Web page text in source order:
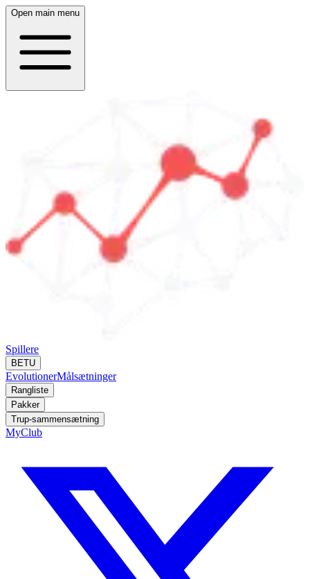
Open main menu
Spillere
BETU
EvolutionerMålsætninger
Rangliste
Pakker
Trup-sammensætning
MyClub